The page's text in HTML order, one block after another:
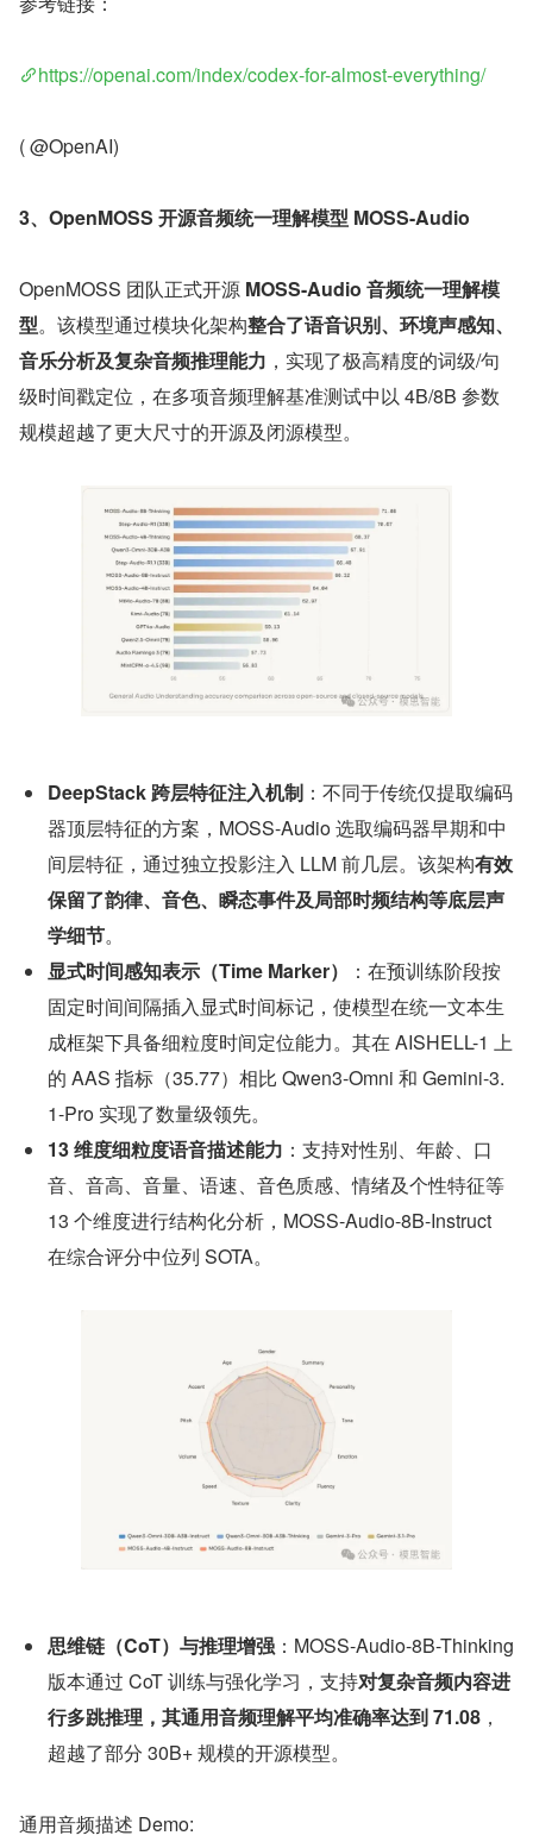
https://openai.com/index/codex-for-almost-everything/
( @OpenAI)
3、OpenMOSS 开源音频统一理解模型 MOSS-Audio
OpenMOSS 团队正式开源 MOSS-Audio 音频统一理解模
型。该模型通过模块化架构整合了语音识别、环境声感知、
音乐分析及复杂音频推理能力 ，实现了极高精度的词级/句
级时间戳定位，在多项音频理解基准测试中以 4B/8B 参数
规模超越了更大尺寸的开源及闭源模型。
DeepStack 跨层特征注入机制 ：不同于传统仅提取编码
器顶层特征的方案，MOSS-Audio 选取编码器早期和中
间层特征，通过独立投影注入 LLM 前几层。该架构有效
保留了韵律、音色、瞬态事件及局部时频结构等底层声
学细节。
显式时间感知表示（Time Marker）
：在预训练阶段按
固定时间间隔插入显式时间标记，使模型在统一文本生
成框架下具备细粒度时间定位能力。其在 AISHELL-1 上
的 AAS 指标（35.77）相比 Qwen3-Omni 和 Gemini-3.
1-Pro 实现了数量级领先。
13 维度细粒度语音描述能力 ：支持对性别、年龄、口
音、音高、音量、语速、音色质感、情绪及个性特征等
13 个维度进行结构化分析，MOSS-Audio-8B-Instruct
在综合评分中位列 SOTA。
思维链（CoT）与推理增强 ：MOSS-Audio-8B-Thinking
版本通过 CoT 训练与强化学习，支持对复杂音频内容进
行多跳推理，其通用音频理解平均准确率达到 71.08 ，
超越了部分 30B+ 规模的开源模型。
通用音频描述 Demo: